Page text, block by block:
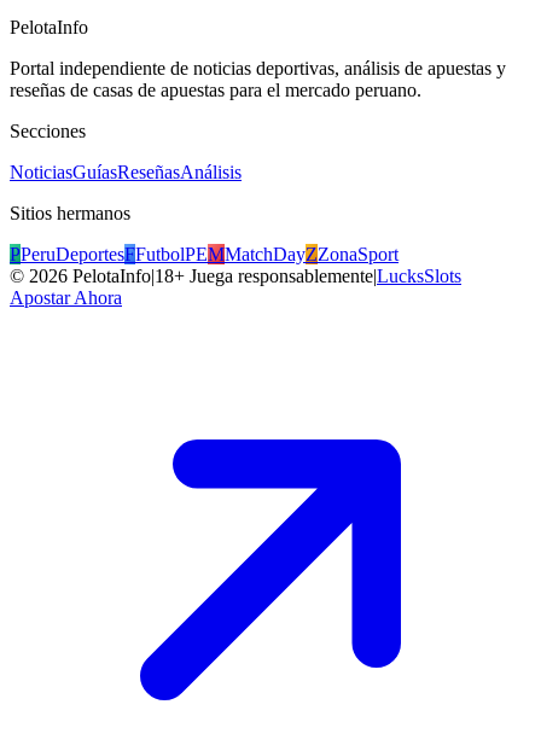
PelotaInfo
Portal independiente de noticias deportivas, análisis de apuestas y
reseñas de casas de apuestas para el mercado peruano.
Secciones
NoticiasGuíasReseñasAnálisis
Sitios hermanos
PPeruDeportesFFutbolPEMMatchDayZZonaSport
© 2026 PelotaInfo|18+ Juega responsablemente|LucksSlots
Apostar Ahora